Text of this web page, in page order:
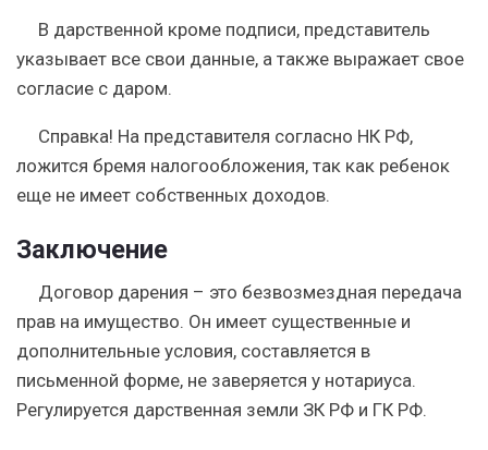
В дарственной кроме подписи, представитель
указывает все свои данные, а также выражает свое
согласие с даром.
Справка! На представителя согласно НК РФ,
ложится бремя налогообложения, так как ребенок
еще не имеет собственных доходов.
Заключение
Договор дарения – это безвозмездная передача
прав на имущество. Он имеет существенные и
дополнительные условия, составляется в
письменной форме, не заверяется у нотариуса.
Регулируется дарственная земли ЗК РФ и ГК РФ.